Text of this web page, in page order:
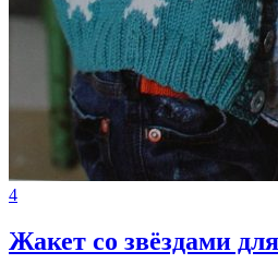
4
Жакет со звёздами